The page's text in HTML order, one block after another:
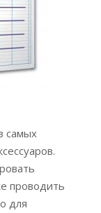
самых
проводить
для